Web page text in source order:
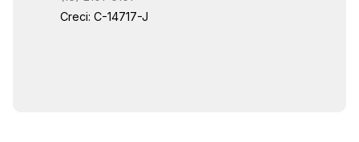
Creci: C-14717-J